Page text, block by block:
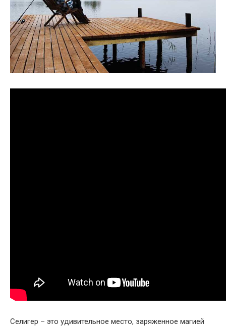
Селигер – это удивительное место, заряженное магией